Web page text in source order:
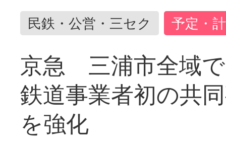
民鉄・公営・三セク 予定・
京急 三浦市全域
鉄道事業者初の共
を強化